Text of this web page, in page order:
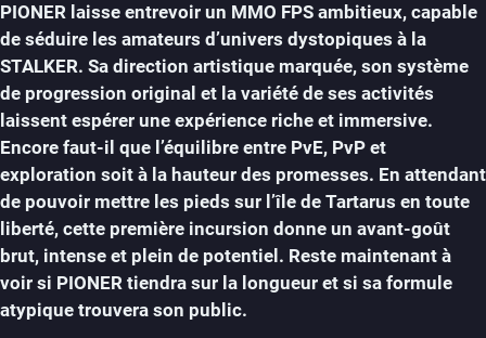
PIONER laisse entrevoir un MMO FPS ambitieux, capable
de séduire les amateurs d’univers dystopiques à la
STALKER. Sa direction artistique marquée, son système
de progression original et la variété de ses activités
laissent espérer une expérience riche et immersive.
Encore faut-il que l’équilibre entre PvE, PvP et
exploration soit à la hauteur des promesses. En attendant
de pouvoir mettre les pieds sur l’île de Tartarus en toute
liberté, cette première incursion donne un avant-goût
brut, intense et plein de potentiel. Reste maintenant à
voir si PIONER tiendra sur la longueur et si sa formule
atypique trouvera son public.